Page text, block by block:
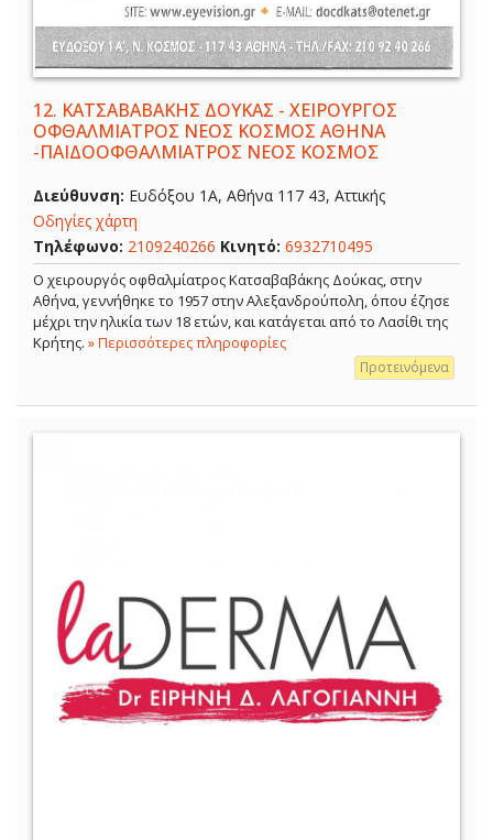
12. ΚΑΤΣΑΒΑΒΑΚΗΣ ΔΟΥΚΑΣ - ΧΕΙΡΟΥΡΓΟΣ
ΟΦΘΑΛΜΙΑΤΡΟΣ ΝΕΟΣ ΚΟΣΜΟΣ ΑΘΗΝΑ
-ΠΑΙΔΟΟΦΘΑΛΜΙΑΤΡΟΣ ΝΕΟΣ ΚΟΣΜΟΣ
Διεύθυνση: Ευδόξου 1Α, Αθήνα 117 43, Αττικής
Οδηγίες χάρτη
Τηλέφωνο: 2109240266 Κινητό: 6932710495
Ο χειρουργός οφθαλμίατρος Κατσαβαβάκης Δούκας, στην
Αθήνα, γεννήθηκε το 1957 στην Αλεξανδρούπολη, όπου έζησε
μέχρι την ηλικία των 18 ετών, και κατάγεται από το Λασίθι της
Κρήτης. » Περισσότερες πληροφορίες
Προτεινόμενα